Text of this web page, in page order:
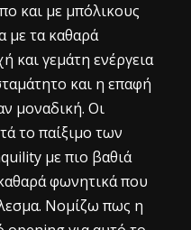
και με μπόλικους
με τα καθαρά
και γεμάτη ενέργεια
και η επαφή
μοναδική. Οι
το παίξιμο των
με πιο βαθιά
φωνητικά που
Νομίζω πως η